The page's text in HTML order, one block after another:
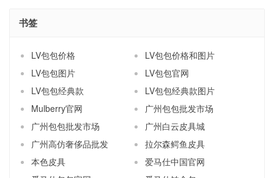
书签
LV包包价格
LV包包价格和图片
LV包包图片
LV包包官网
LV包包经典款
LV包包经典款图片
Mulberry官网
广州包包批发市场
广州包包批发市场
广州白云皮具城
广州高仿奢侈品批发
拉尔森鳄鱼皮具
本色皮具
爱马仕中国官网